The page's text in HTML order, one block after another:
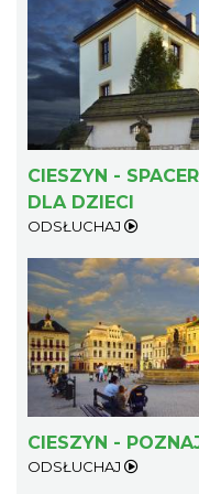
CIESZYN -
DLA DZIECI
ODSŁUCHAJ
CIESZYN -
ODSŁUCHAJ